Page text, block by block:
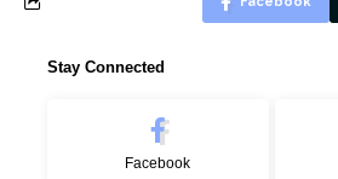
Stay Connected
Facebook